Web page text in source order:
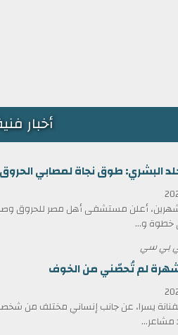
أخبار
البشري: طوق نجاة لمصابي
أعلن مستشفى أهل مصر للحروق
خطوة و...
بي سي
لم تُحصّني من الخوف
يسرا، عن جانب إنساني مختلف من